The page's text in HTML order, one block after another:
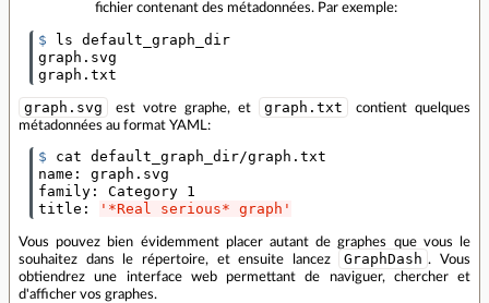
fichier contenant des métadonnées. Par exemple:
$
ls default_graph_dir
graph.svg
graph.txt
graph.svg
est votre graphe, et graph.txt
contient quelques
métadonnées au format YAML:
$ cat default_graph_dir/graph.txt
name: graph.svg
family: Category 1
title:
'*Real serious* graph'
Vous pouvez bien évidemment placer autant de graphes que vous le
souhaitez dans le répertoire, et ensuite lancez
GraphDash . Vous
obtiendrez une interface web permettant de naviguer, chercher et
d'afficher vos graphes.